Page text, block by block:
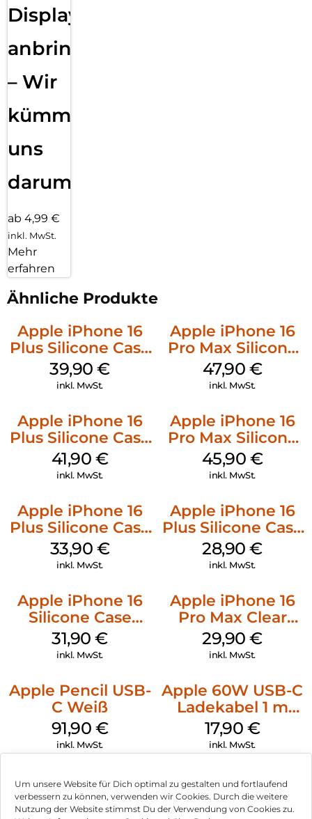
Um unsere Website für Dich optimal zu gestalten und fortlaufend
verbessern zu können, verwenden wir Cookies. Durch die weitere
Nutzung der Website stimmst Du der Verwendung von Cookies zu.
Displayfolie
anbringen
– Wir
kümmern
uns
darum!
ab 4,99 €
inkl. MwSt.
Mehr
erfahren
Ähnliche Produkte
Apple iPhone 16
Plus Silicone Case
MagSafe Plum
39,90€
inkl. MwSt.
Apple iPhone 16
Pro Max Silicone
Case MagSafe
Black
47,90 €
inkl. MwSt.
Apple iPhone 16
Plus Silicone Case
MagSafe Stone
Gray
41,90 €
inkl. MwSt.
Apple iPhone 16
Pro Max Silicone
Case MagSafe
Ultramarine
45,90 €
inkl. MwSt.
Apple iPhone 16
Plus Silicone Case
MagSafe Lake
Green
33,90 €
inkl. MwSt.
Apple iPhone 16
Plus Silicone Case
MagSafe Black
28,90€
inkl. MwSt.
Apple iPhone 16
Silicone Case
MagSafe Fuchsia
31,90€
inkl. MwSt.
Apple iPhone 16
Pro Max Clear
Case MagSafe
Transparent
29,90€
inkl. MwSt.
Apple Pencil USB-
C Weiß
91,90 €
inkl. MwSt.
Apple 60W USB-C
Ladekabel 1 m
Weiß
17,90 €
inkl. MwSt.